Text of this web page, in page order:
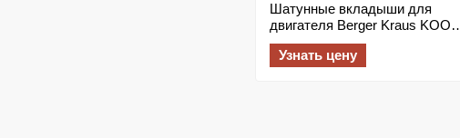
Шатунные вкладыши для
двигателя Berger Kraus KOOP
192F
Узнать цену